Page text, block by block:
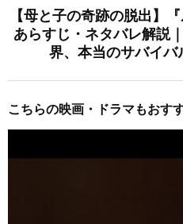
【母と子の奇跡の脱出】
あらすじ・ネタバレ解説
界、本当のサバイバ
こちらの映画・ドラマもおす